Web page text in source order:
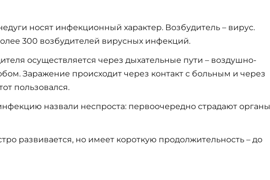
носят инфекционный характер. Возбудитель – вирус.
300 возбудителей вирусных инфекций.
осуществляется через дыхательные пути – воздушно-
Заражение происходит через контакт с больным и через
пользовался.
назвали неспроста: первоочередно страдают органы
развивается, но имеет короткую продолжительность – до